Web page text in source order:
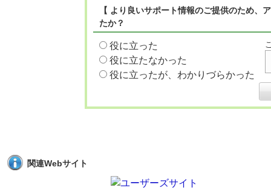
【 より良いサポート情報のご提供のため
たか？
役に立った
役に立たなかった
役に立ったが、わかりづらかった
関連Webサイト